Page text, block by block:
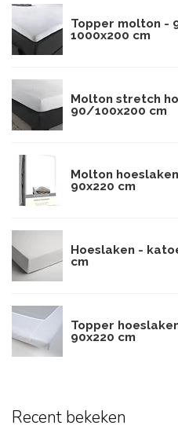
Topper molton -
1000x200 cm
Molton stretch
90/100x200 cm
Molton
90x220 cm
Hoeslaken -
cm
Topper
90x220 cm
Recent bekeken